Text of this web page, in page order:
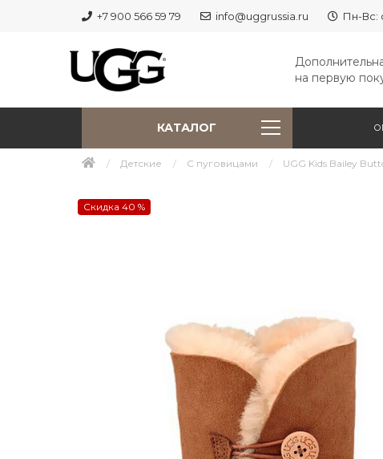
+7 900 566 59 79 info@uggrussia.ru Пн-Вс:
на первую
КАТАЛОГ
Детские С пуговицами UGG Kids Bailey
Скидка 40 %